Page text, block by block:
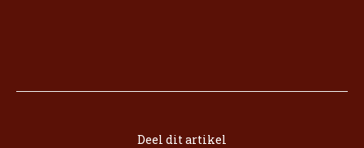
Deel dit artikel